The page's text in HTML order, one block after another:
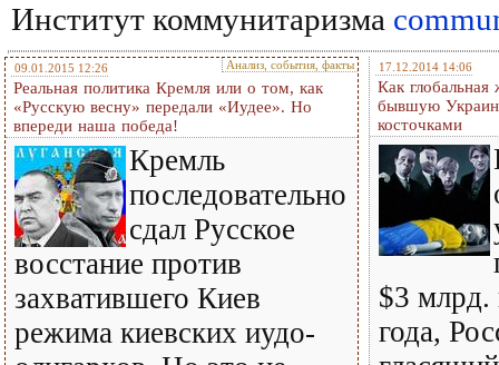
Институт коммунитаризма
09.01.2015 12:26 Анализ, события, факты
Реальная политика Кремля или о том, как
«Русскую весну» передали «Иудее». Но
впереди наша победа!
Кремль
последовательно
сдал Русское
восстание против
захватившего Киев
режима киевских иудо-
17.12.2014 14:06
Как глобальная
бывшую
косточками
$3 млрд.
года,